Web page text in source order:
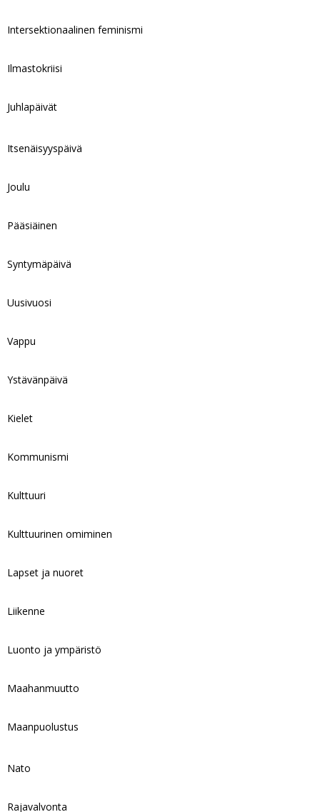
Intersektionaalinen feminismi
Ilmastokriisi
Juhlapäivät
Itsenäisyyspäivä
Joulu
Pääsiäinen
Syntymäpäivä
Uusivuosi
Vappu
Ystävänpäivä
Kielet
Kommunismi
Kulttuuri
Kulttuurinen omiminen
Lapset ja nuoret
Liikenne
Luonto ja ympäristö
Maahanmuutto
Maanpuolustus
Nato
Rajavalvonta